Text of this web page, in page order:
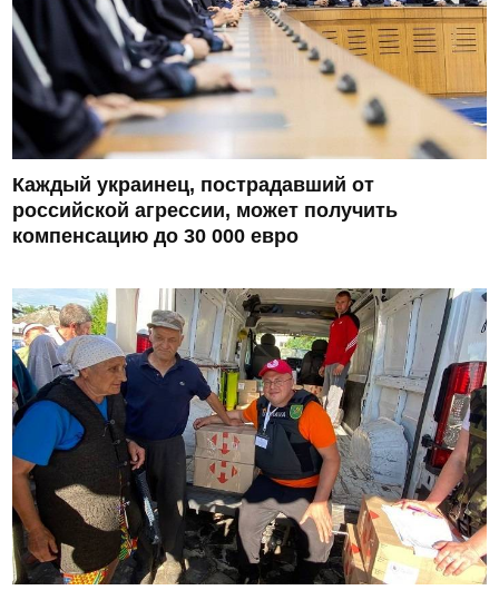
Каждый украинец, пострадавший от
российской агрессии, может получить
компенсацию до 30 000 евро